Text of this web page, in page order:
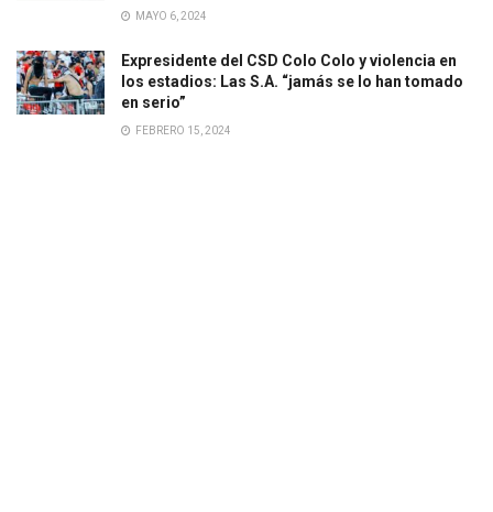
MAYO 6, 2024
Expresidente del CSD Colo Colo y violencia en
los estadios: Las S.A. “jamás se lo han tomado
en serio”
FEBRERO 15, 2024